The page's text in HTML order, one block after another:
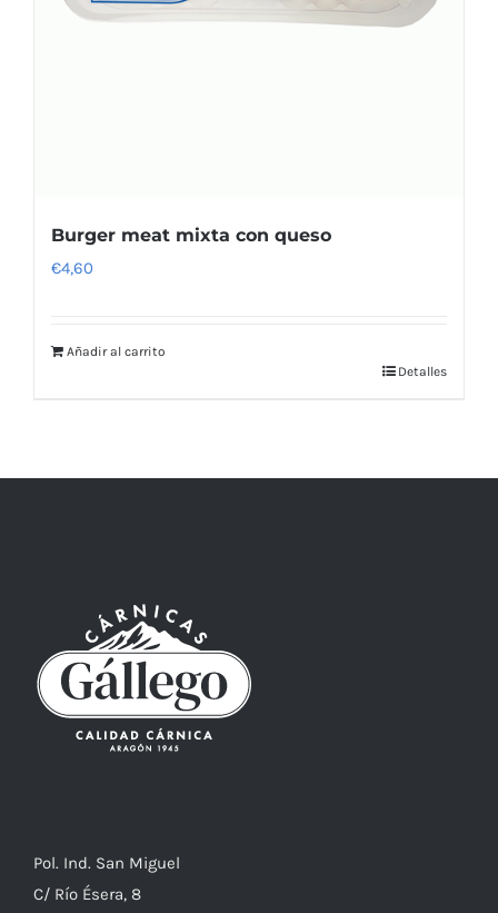
Burger meat mixta con queso
€4,60
Añadir al carrito
Detalles
Pol. Ind. San Miguel
C/ Río Ésera, 8